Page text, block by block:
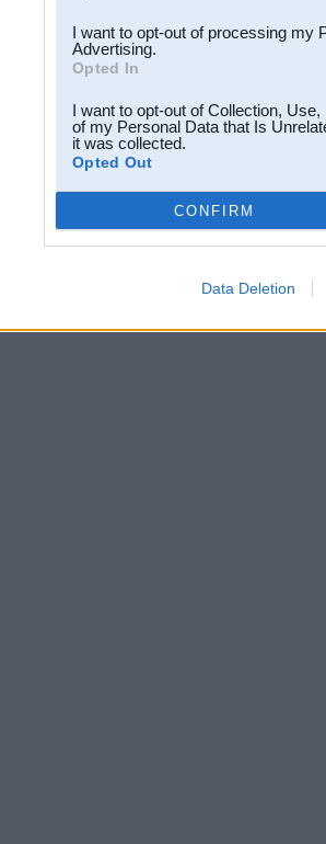
I want to opt-out of processing my
Advertising.
Opted In
I want to opt-out of Collection,
of my Personal Data that Is
it was collected.
Opted Out
CONFIRM
Data Deletion